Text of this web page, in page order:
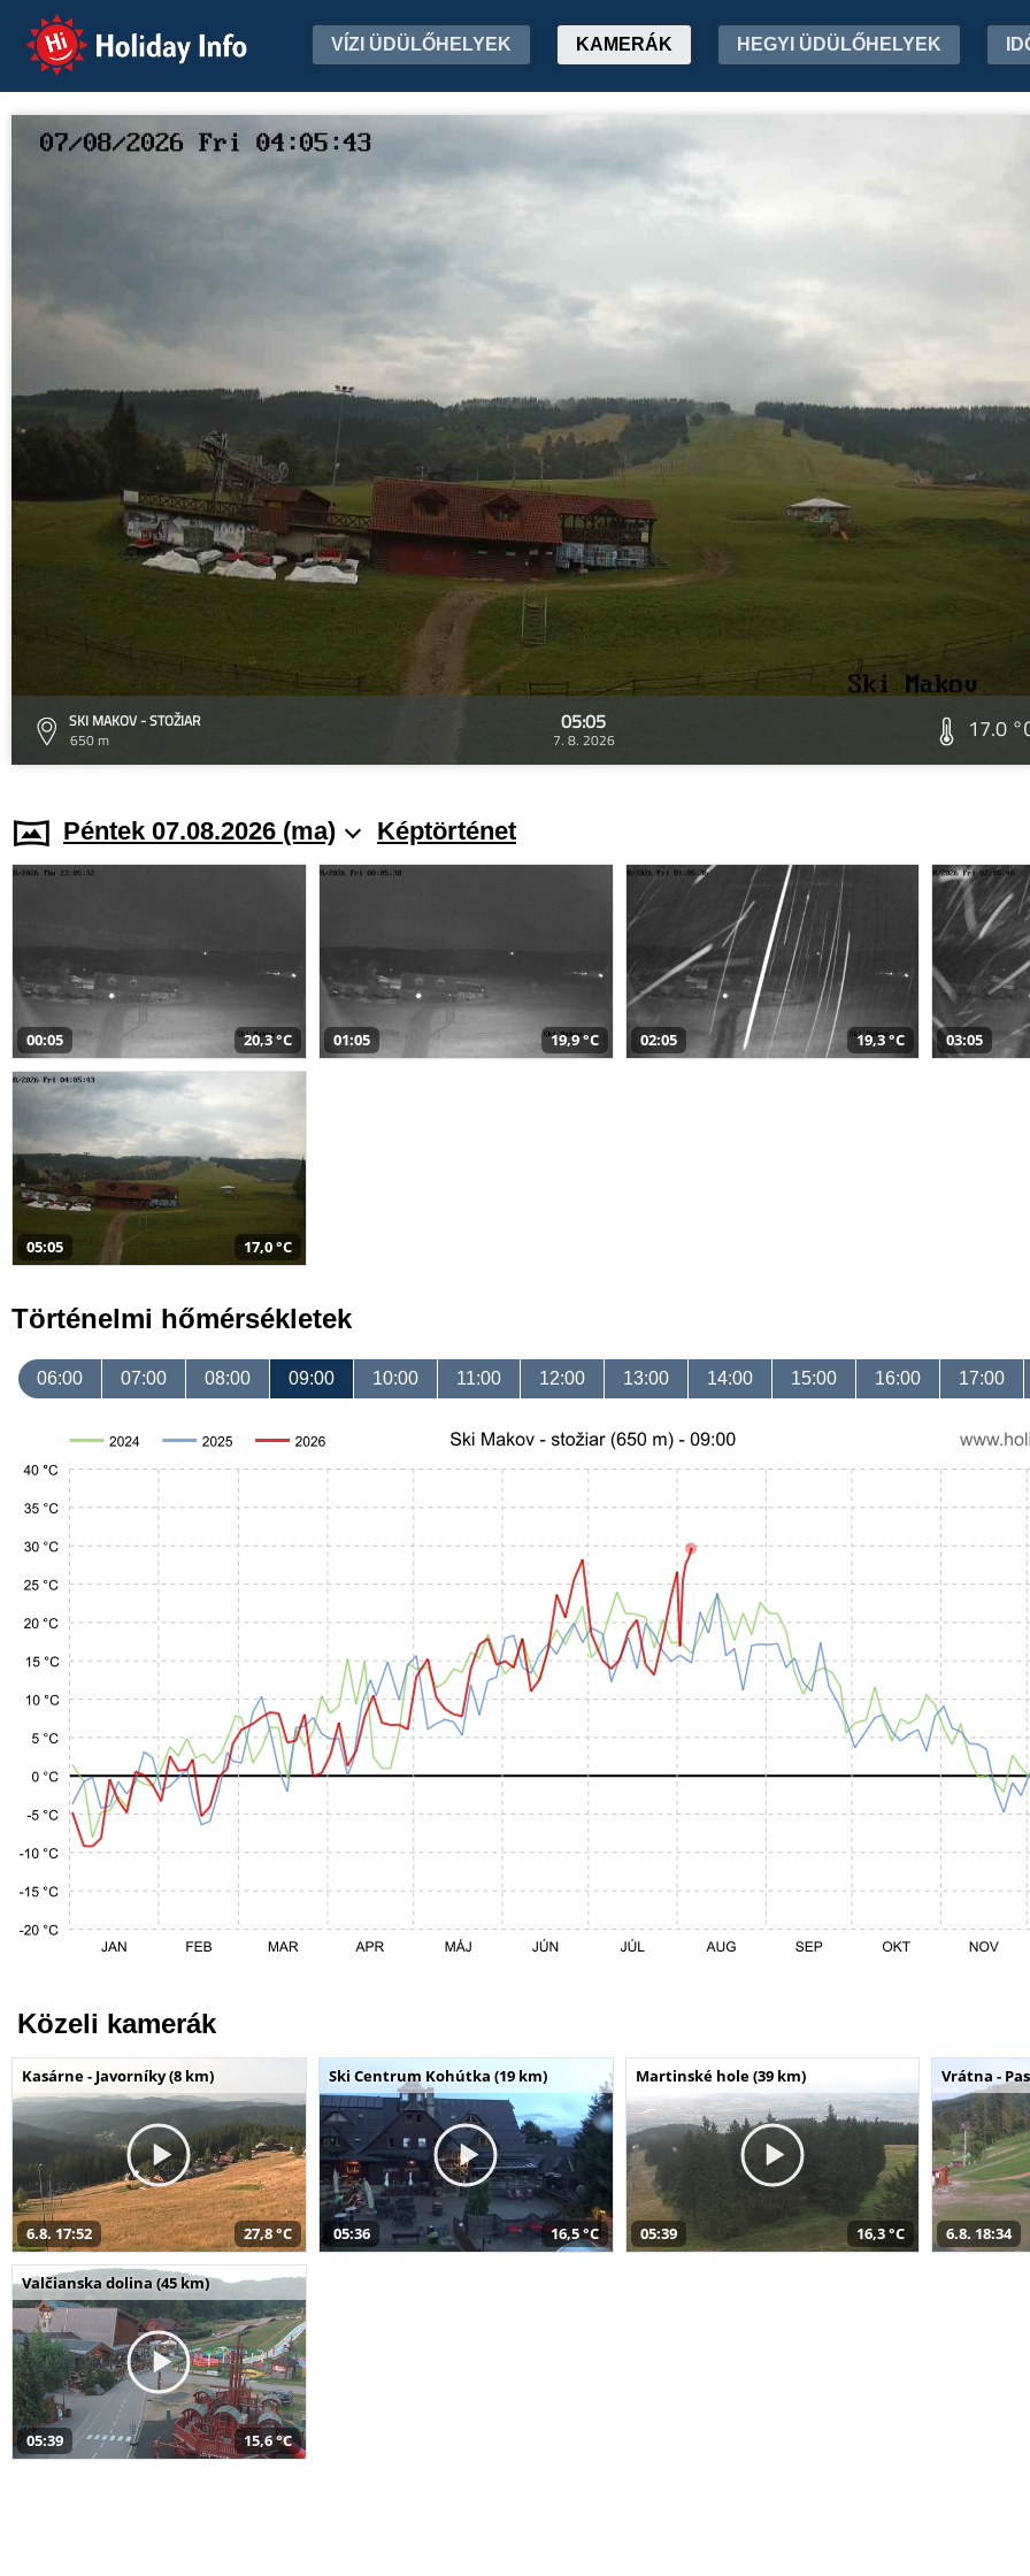
Holiday Info VÍZI ÜDÜLŐHELYEK KAMERÁK HEGYI ÜDÜLŐHELYEK
SKI MAKOV - STOŽIAR
650 m
05:05
7. 8. 2026 17.0
Péntek 07.08.2026 (ma) Képtörténet
00:05 20,3 °C 01:05 19,9 °C 02:05 19,3 °C 03:05
05:05 17,0 °C
Történelmi hőmérsékletek
06:00 07:00 08:00 09:00 10:00 11:00 12:00 13:00 14:00 15:00 16:00 17:00
Közeli kamerák
Kasárne - Javorníky (8 km)
6.8. 17:52 27,8 °C
Ski Centrum Kohútka (19 km)
05:36 16,5 °C
Martinské hole (39 km)
05:39 16,3 °C
Vrátna -
6.8. 18:34
Valčianska dolina (45 km)
05:39 15,6 °C